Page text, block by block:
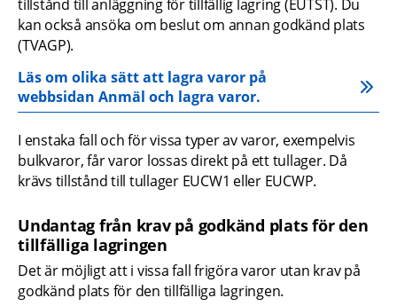
tillstånd till anläggning för tillfällig lagring (EUTST). Du
kan också ansöka om beslut om annan godkänd plats
(TVAGP).
Läs om olika sätt att lagra varor på
webbsidan Anmäl och lagra varor.
I enstaka fall och för vissa typer av varor, exempelvis
bulkvaror, får varor lossas direkt på ett tullager. Då
krävs tillstånd till tullager EUCW1 eller EUCWP.
Undantag från krav på godkänd plats för den
tillfälliga lagringen
Det är möjligt att i vissa fall frigöra varor utan krav på
godkänd plats för den tillfälliga lagringen.